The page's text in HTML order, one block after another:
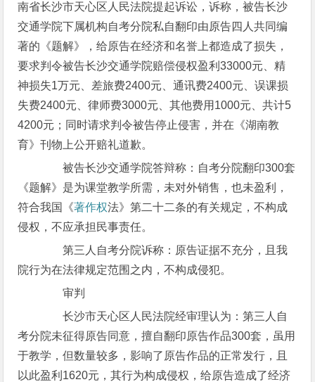
南省长沙市天心区人民法院提起诉讼，诉称，被告长沙
交通学院下属机构自考分院私自翻印由原告四人共同编
著的《题解》，给原告在经济和名誉上都造成了损失，
要求判令被告长沙交通学院赔偿侵权盈利33000元、精
神损失1万元、差旅费2400元、通讯费2400元、误课损
失费2400元、律师费3000元、其他费用1000元、共计5
4200元；同时请求判令被告停止侵害，并在《湖南教
育》刊物上公开赔礼道歉。
被告长沙交通学院答辩称：自考分院翻印300套
《题解》是为课堂教学所需，未对外销售，也未盈利，
符合我国《著作权法》第二十二条的有关规定，不构成
侵权，不应承担民事责任。
第三人自考分院诉称：原告证据不充分，且我
院行为在法律规定范围之内，不构成侵犯。
审判
长沙市天心区人民法院经审理认为：第三人自
考分院未征得原告同意，擅自翻印原告作品300套，虽用
于教学，但数量较多，影响了原告作品的正常发行，且
以此盈利1620元，其行为构成侵权，给原告造成了经济